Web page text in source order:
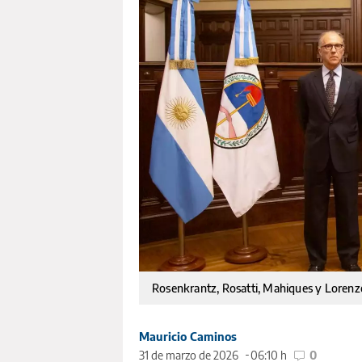
Rosenkrantz, Rosatti, Mahiques y
Mauricio Caminos
31 de marzo de 2026
06:10 h 0